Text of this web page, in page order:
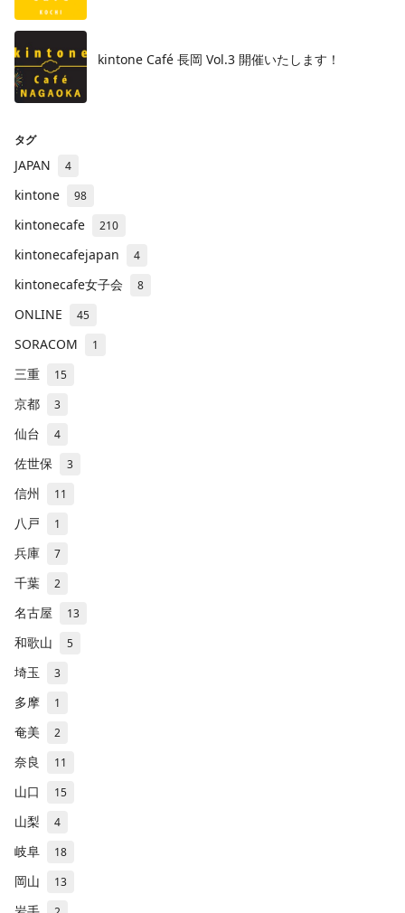
kintone Café 長岡 Vol.3 開催いたします！
タグ
JAPAN 4
kintone 98
kintonecafe 210
kintonecafejapan 4
kintonecafe女子会 8
ONLINE 45
SORACOM 1
三重 15
京都 3
仙台 4
佐世保 3
信州 11
八戸 1
兵庫 7
千葉 2
名古屋 13
和歌山 5
埼玉 3
多摩 1
奄美 2
奈良 11
山口 15
山梨 4
岐阜 18
岡山 13